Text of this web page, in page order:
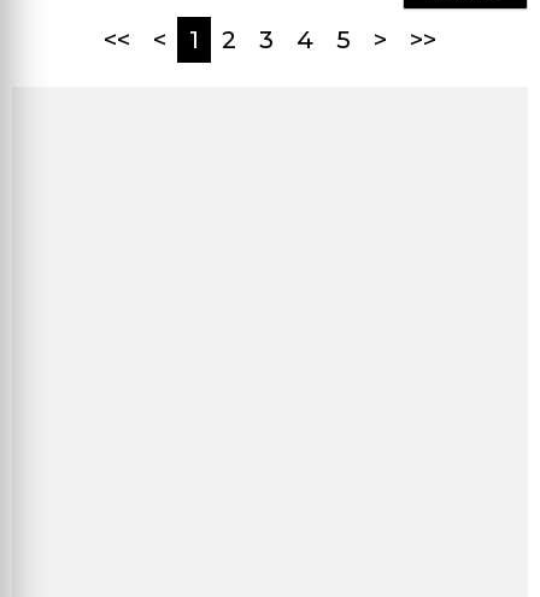
<< < 1 (current)
2 3 4 5 > >>